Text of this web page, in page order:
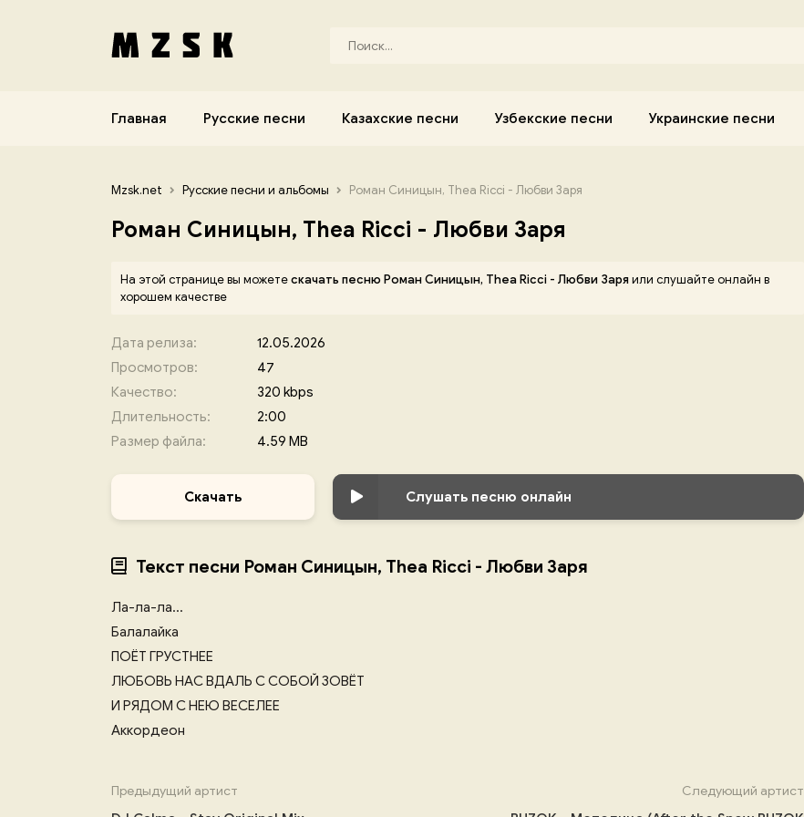
Главная Русские песни Казахские песни Узбекские песни Украинские песни
Mzsk.net Русские песни и альбомы Роман Синицын, Thea Ricci - Любви Заря
Роман Синицын, Thea Ricci - Любви Заря
На этой странице вы можетескачать песню Роман Синицын, Thea Ricci - Любви Заряили слушайте онлайн в
хорошем качестве
Дата релиза:
12.05.2026
Просмотров:
47
Качество:
320 kbps
Длительность:
2:00
Размер файла:
4.59 MB
Скачать Слушать песню онлайн
Текст песни Роман Синицын, Thea Ricci - Любви Заря
Ла-ла-ла...
Балалайка
ПОЁТ ГРУСТНЕЕ
ЛЮБОВЬ НАС ВДАЛЬ С СОБОЙ ЗОВЁТ
И РЯДОМ С НЕЮ ВЕСЕЛЕЕ
Аккордеон
Предыдущий артист Следующий артист